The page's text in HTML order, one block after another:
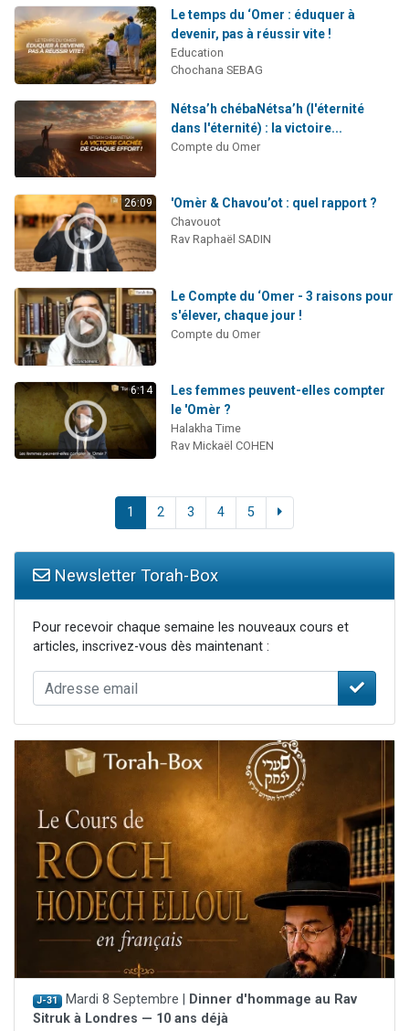
Le temps du ‘Omer : éduquer à
devenir, pas à réussir vite !
Education
Chochana SEBAG
Nétsa’h chébaNétsa’h (l'éternité
dans l'éternité) : la victoire...
Compte du Omer
26:09 'Omèr & Chavou’ot : quel rapport ?
Chavouot
Rav Raphaël SADIN
Le Compte du ‘Omer - 3 raisons pour
s'élever, chaque jour !
Compte du Omer
6:14
Les femmes peuvent-elles compter
le 'Omèr ?
Halakha Time
Rav Mickaël COHEN
1 2 3 4 5
Newsletter Torah-Box
Pour recevoir chaque semaine les nouveaux cours et
articles, inscrivez-vous dès maintenant :
J-31 Mardi 8 Septembre |
Dinner d'hommage au Rav
Sitruk à Londres — 10 ans déjà